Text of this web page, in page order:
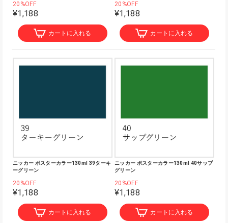
20%OFF
¥1,188
カートに入れる
20%OFF
¥1,188
カートに入れる
ニッカー ポスターカラー130ml 39ターキ
ーグリーン
20%OFF
¥1,188
カートに入れる
ニッカー ポスターカラー130ml 40サップ
グリーン
20%OFF
¥1,188
カートに入れる